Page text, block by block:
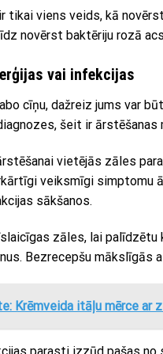
tikai viens veids, kā
novērst baktēriju rozā
vai infekcijas
cīņu, dažreiz jums var
šeit ir
vietējās zāles
veiksmīgi
sākšanos.
zāles, lai palīdzētu
Bezrecepšu mākslīgās
Krēmveida itāļu mērce ar
parasti izzūd pašas